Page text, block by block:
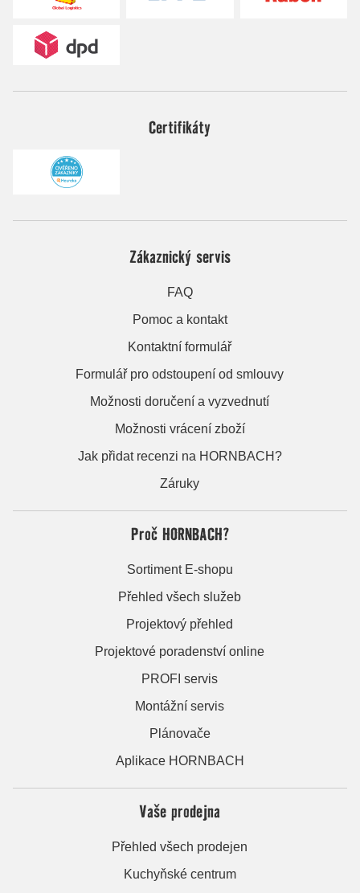
Certifikáty
Zákaznický servis
FAQ
Pomoc a kontakt
Kontaktní formulář
Formulář pro odstoupení od smlouvy
Možnosti doručení a vyzvednutí
Možnosti vrácení zboží
Jak přidat recenzi na HORNBACH?
Záruky
Proč HORNBACH?
Sortiment E-shopu
Přehled všech služeb
Projektový přehled
Projektové poradenství online
PROFI servis
Montážní servis
Plánovače
Aplikace HORNBACH
Vaše prodejna
Přehled všech prodejen
Kuchyňské centrum